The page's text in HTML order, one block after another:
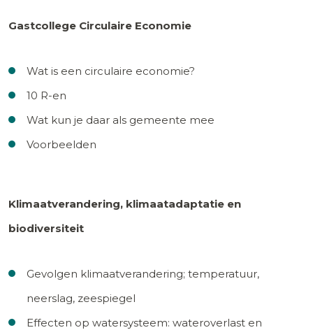
Gastcollege Circulaire Economie
Wat is een circulaire economie?
10 R-en
Wat kun je daar als gemeente mee
Voorbeelden
Klimaatverandering, klimaatadaptatie en
biodiversiteit
Gevolgen klimaatverandering; temperatuur,
neerslag, zeespiegel
Effecten op watersysteem: wateroverlast en